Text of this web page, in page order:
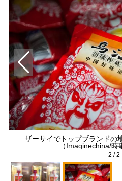
ザーサイでトップブランドの
（Imaginechina/時
2 /2